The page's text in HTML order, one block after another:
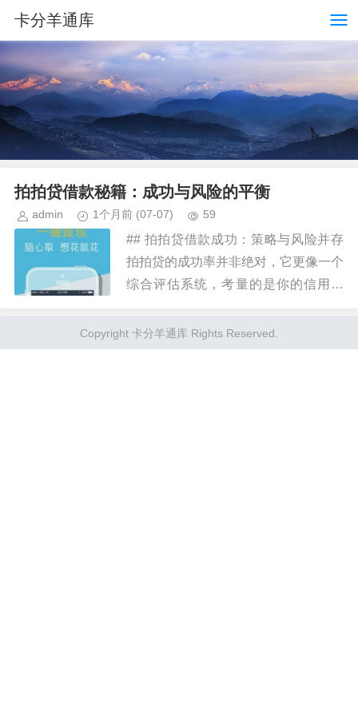
卡分羊通库
拍拍贷借款秘籍：成功与风险的平衡
admin 1个月前 (07-07) 59
## 拍拍贷借款成功：策略与风险并存
拍拍贷的成功率并非绝对，它更像一个
综合评估系统，考量的是你的信用画
借款额度并不能保证成功，反而可能降
低你获取更高额度的机会，因为...
Copyright 卡分羊通库 Rights Reserved.